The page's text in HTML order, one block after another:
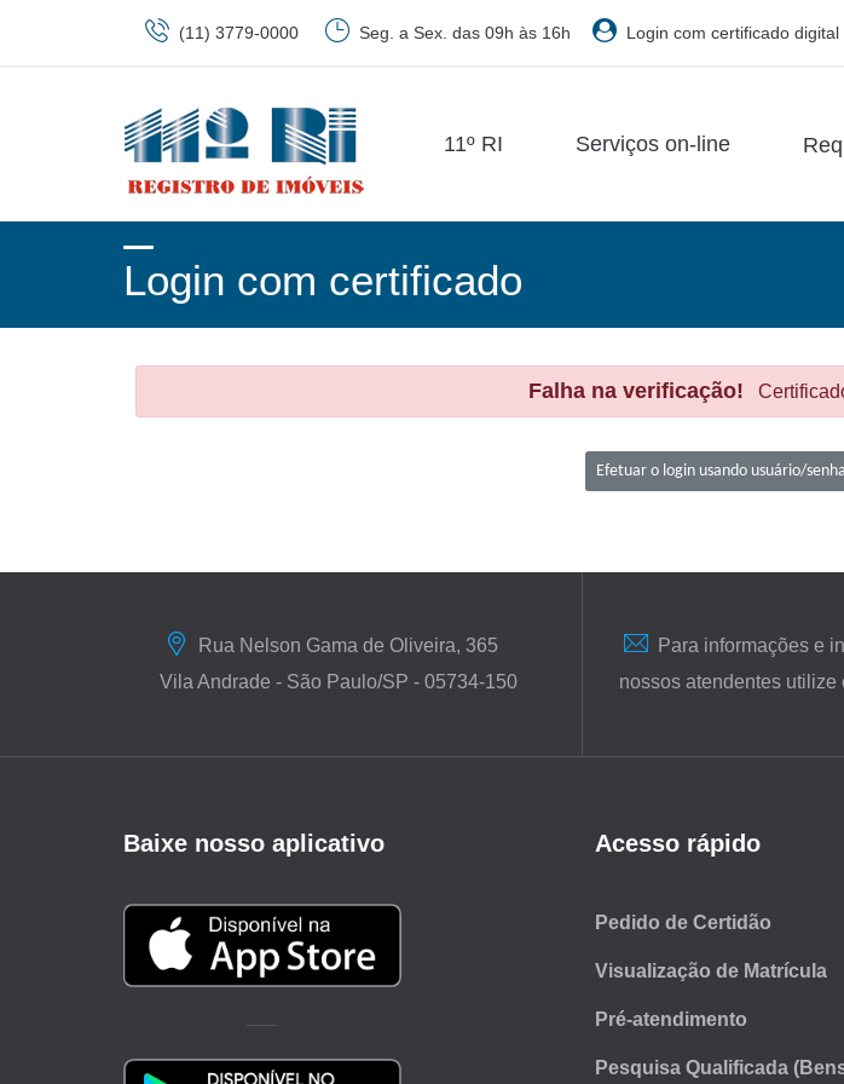
(11) 3779-0000 Seg. a Sex. das 09h às 16h Login com certificado digital
11º RI Serviços on-line
Login com certificado
Falha na verificação!
Efetuar o login usando usuário/senha
Rua Nelson Gama de Oliveira, 365
Vila Andrade - São Paulo/SP - 05734-150
Para informações e
nossos atendentes utilize
Baixe nosso aplicativo Acesso rápido
Pedido de Certidão
Visualização de Matrícula
Pré-atendimento
Pesquisa Qualificada